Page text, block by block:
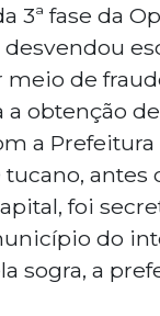
3ª fase da
meio de
a obtenção
a Prefeitura
antes
foi
do
sogra, a